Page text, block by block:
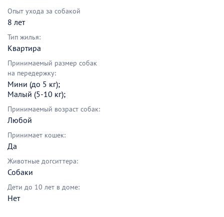
Опыт ухода за собакой
8 лет
Тип жилья:
Квартира
Принимаемый размер собак
на передержку:
Мини (до 5 кг);
Малый (5-10 кг);
Принимаемый возраст собак:
Любой
Принимает кошек:
Да
Животные догситтера:
Собаки
Дети до 10 лет в доме:
Нет